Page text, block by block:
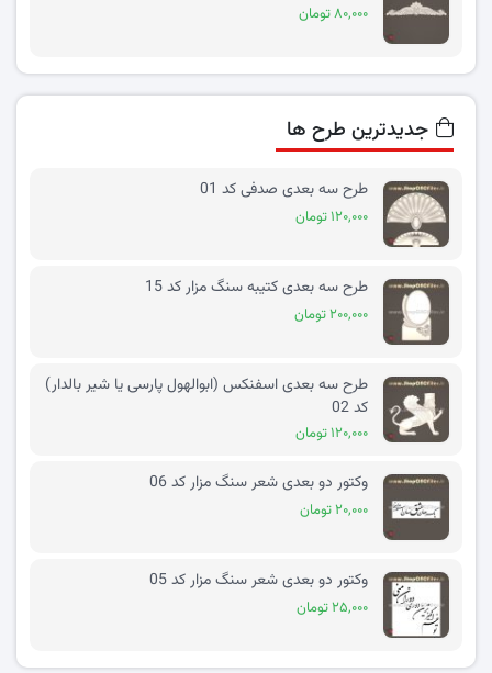
۸۰,۰۰۰ تومان
جدیدترین طرح ها
طرح سه بعدی صدفی کد 01
۱۲۰,۰۰۰ تومان
طرح سه بعدی کتیبه سنگ مزار کد 15
۲۰۰,۰۰۰ تومان
طرح سه بعدی اسفنکس (ابوالهول پارسی یا شیر بالدار)
کد 02
۱۲۰,۰۰۰ تومان
وکتور دو بعدی شعر سنگ مزار کد 06
۲۰,۰۰۰ تومان
وکتور دو بعدی شعر سنگ مزار کد 05
۲۵,۰۰۰ تومان